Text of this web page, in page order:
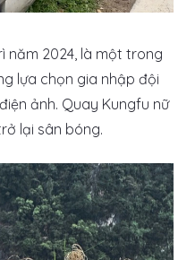
năm 2024, là một trong
lựa chọn gia nhập đội
ảnh. Quay Kungfu nữ
lại sân bóng.